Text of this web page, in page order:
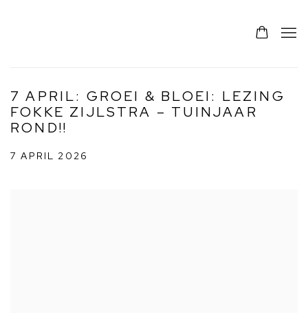
7 APRIL: GROEI & BLOEI: LEZING
FOKKE ZIJLSTRA – TUINJAAR
ROND!!
7 APRIL 2026